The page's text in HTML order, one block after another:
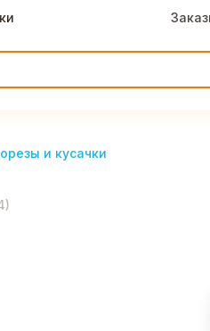
и кусачки
)